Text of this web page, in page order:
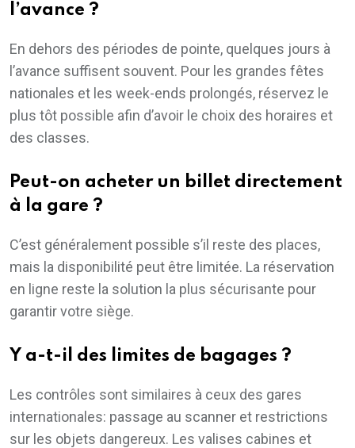
l’avance ?
En dehors des périodes de pointe, quelques jours à
l’avance suffisent souvent. Pour les grandes fêtes
nationales et les week-ends prolongés, réservez le
plus tôt possible afin d’avoir le choix des horaires et
des classes.
Peut-on acheter un billet directement
à la gare ?
C’est généralement possible s’il reste des places,
mais la disponibilité peut être limitée. La réservation
en ligne reste la solution la plus sécurisante pour
garantir votre siège.
Y a-t-il des limites de bagages ?
Les contrôles sont similaires à ceux des gares
internationales: passage au scanner et restrictions
sur les objets dangereux. Les valises cabines et